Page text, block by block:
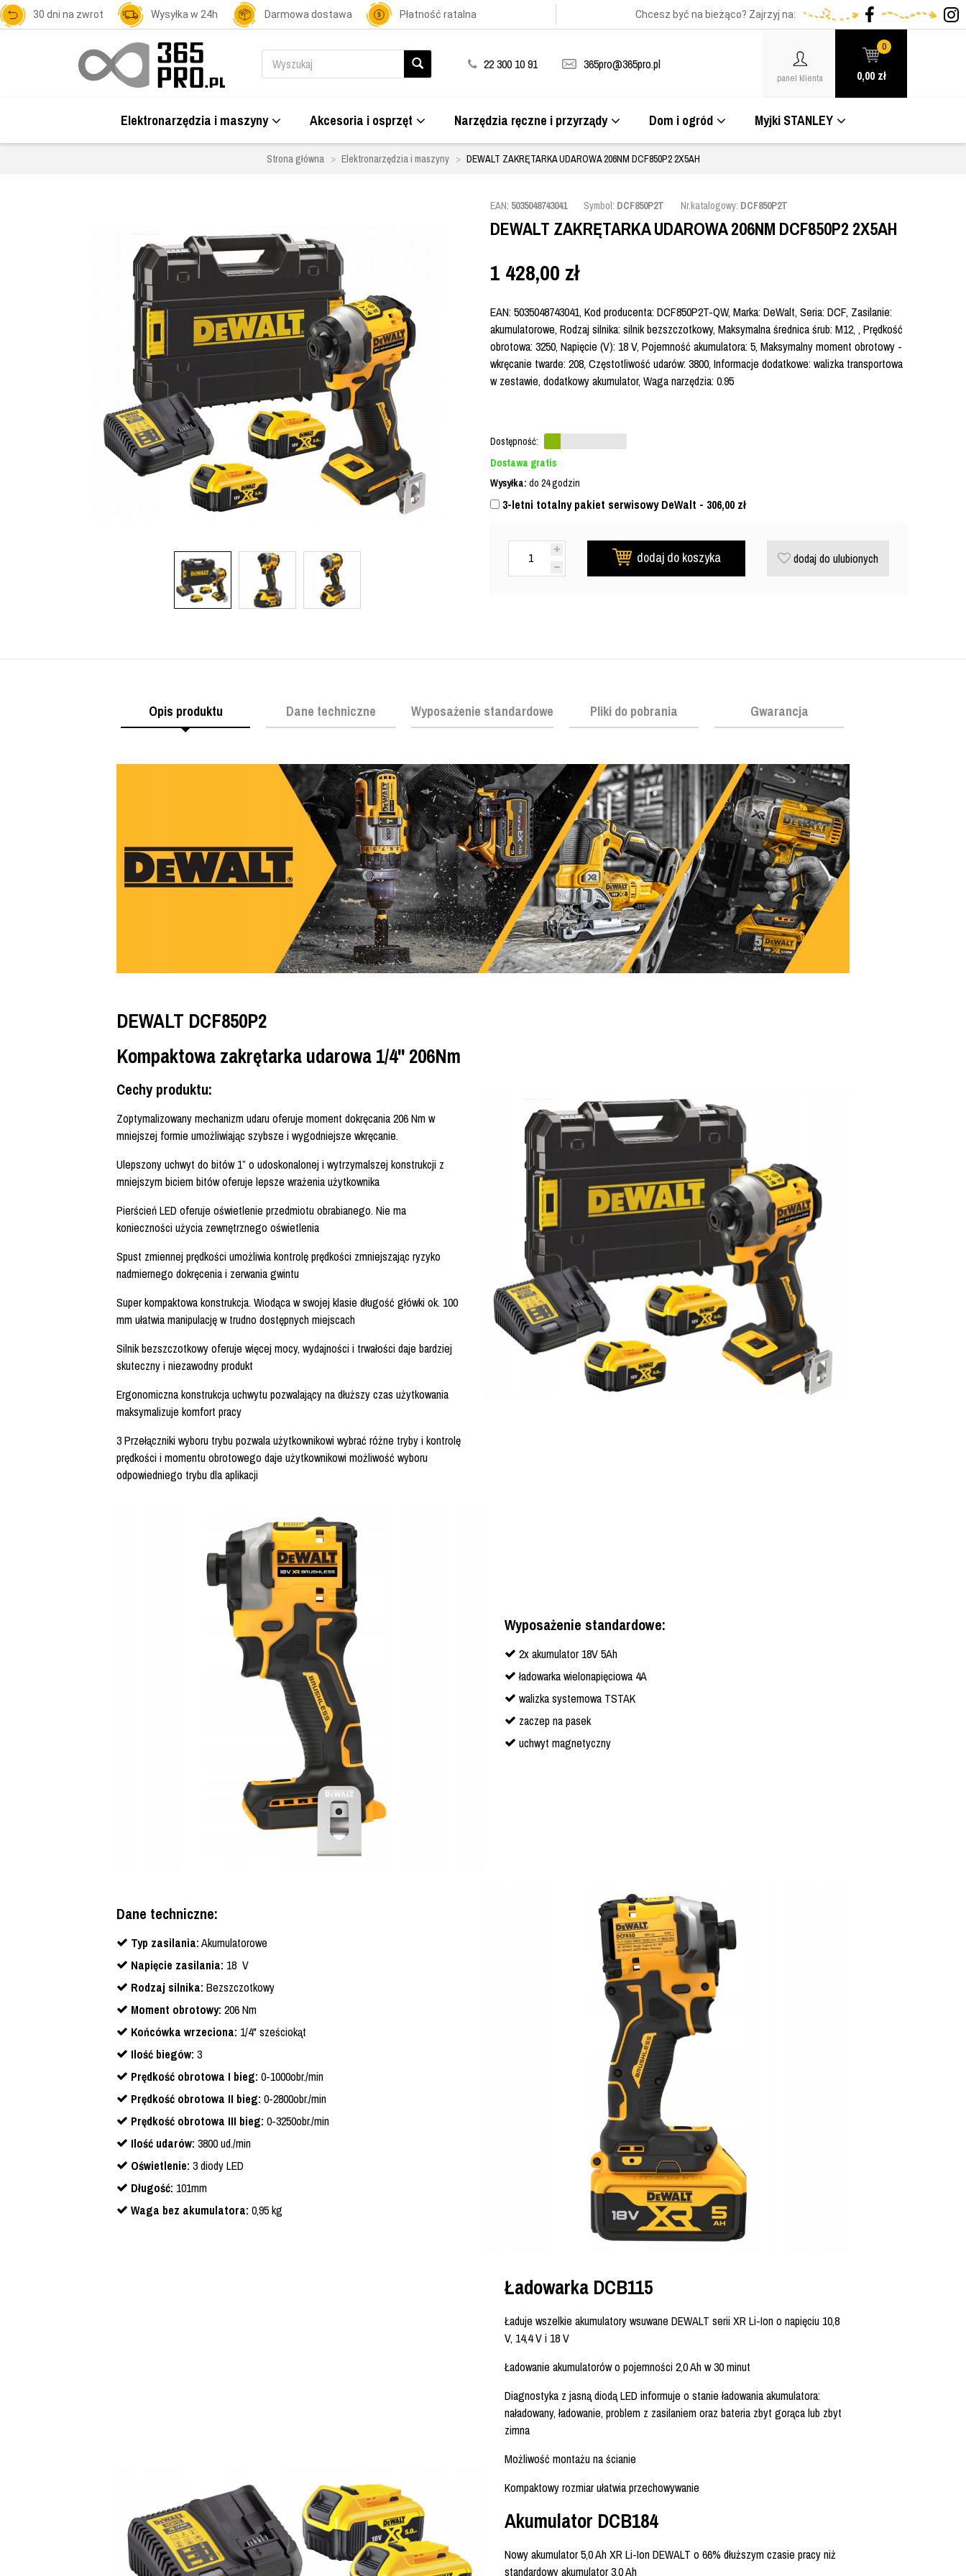
30 dni na zwrot Wysyłka w 24h Darmowa dostawa Płatność ratalna Chcesz być na bieżąco? Zajrzyj na:
22 300 10 91 365pro@365pro.pl
panel klienta
0
0,00 zł
Elektronarzędzia i maszyny Akcesoria i osprzęt Narzędzia ręczne i przyrządy Dom i ogród Myjki STANLEY
Strona główna Elektronarzędzia i maszyny DEWALT ZAKRĘTARKA UDAROWA 206NM DCF850P2 2X5AH
EAN: 5035048743041 Symbol: DCF850P2T Nr.katalogowy: DCF850P2T
DEWALT ZAKRĘTARKA UDAROWA 206NM DCF850P2 2X5AH
1 428,00 zł
EAN: 5035048743041, Kod producenta: DCF850P2T-QW, Marka: DeWalt, Seria: DCF, Zasilanie:
akumulatorowe, Rodzaj silnika: silnik bezszczotkowy, Maksymalna średnica śrub: M12, , Prędkość
obrotowa: 3250, Napięcie (V): 18 V, Pojemność akumulatora: 5, Maksymalny moment obrotowy -
wkręcanie twarde: 208, Częstotliwość udarów: 3800, Informacje dodatkowe: walizka transportowa
w zestawie, dodatkowy akumulator, Waga narzędzia: 0.95
Dostępność:
Dostawa gratis
Wysyłka: do 24 godzin
3-letni totalny pakiet serwisowy DeWalt - 306,00 zł
dodaj do koszyka dodaj do ulubionych
Opis produktu Dane techniczne Wyposażenie standardowe Pliki do pobrania Gwarancja
DEWALT DCF850P2
Kompaktowa zakrętarka udarowa 1/4'' 206Nm
Cechy produktu:
Zoptymalizowany mechanizm udaru oferuje moment dokręcania 206 Nm w
mniejszej formie umożliwiając szybsze i wygodniejsze wkręcanie.
Ulepszony uchwyt do bitów 1” o udoskonalonej i wytrzymalszej konstrukcji z
mniejszym biciem bitów oferuje lepsze wrażenia użytkownika
Pierścień LED oferuje oświetlenie przedmiotu obrabianego. Nie ma
konieczności użycia zewnętrznego oświetlenia
Spust zmiennej prędkości umożliwia kontrolę prędkości zmniejszając ryzyko
nadmiernego dokręcenia i zerwania gwintu
Super kompaktowa konstrukcja. Wiodąca w swojej klasie długość główki ok. 100
mm ułatwia manipulację w trudno dostępnych miejscach
Silnik bezszczotkowy oferuje więcej mocy, wydajności i trwałości daje bardziej
skuteczny i niezawodny produkt
Ergonomiczna konstrukcja uchwytu pozwalający na dłuższy czas użytkowania
maksymalizuje komfort pracy
3 Przełączniki wyboru trybu pozwala użytkownikowi wybrać różne tryby i kontrolę
prędkości i momentu obrotowego daje użytkownikowi możliwość wyboru
odpowiedniego trybu dla aplikacji
Wyposażenie standardowe:
2x akumulator 18V 5Ah
ładowarka wielonapięciowa 4A
walizka systemowa TSTAK
zaczep na pasek
uchwyt magnetyczny
Dane techniczne:
Typ zasilania:Akumulatorowe
Napięcie zasilania: 18 V
Rodzaj silnika: Bezszczotkowy
Moment obrotowy: 206 Nm
Końcówka wrzeciona: 1/4" sześciokąt
Ilość biegów: 3
Prędkość obrotowa I bieg: 0-1000obr./min
Prędkość obrotowa II bieg: 0-2800obr./min
Prędkość obrotowa III bieg: 0-3250obr./min
Ilość udarów: 3800 ud./min
Oświetlenie: 3 diody LED
Długość: 101mm
Waga bez akumulatora: 0,95 kg
Ładowarka DCB115
Ładuje wszelkie akumulatory wsuwane DEWALT serii XR Li-Ion o napięciu 10,8
V, 14,4 V i 18 V
Ładowanie akumulatorów o pojemności 2,0 Ah w 30 minut
Diagnostyka z jasną diodą LED informuje o stanie ładowania akumulatora:
naładowany, ładowanie, problem z zasilaniem oraz bateria zbyt gorąca lub zbyt
zimna
Możliwość montażu na ścianie
Kompaktowy rozmiar ułatwia przechowywanie
Akumulator DCB184
Nowy akumulator 5,0 Ah XR Li-Ion DEWALT o 66% dłuższym czasie pracy niż
standardowy akumulator 3,0 Ah